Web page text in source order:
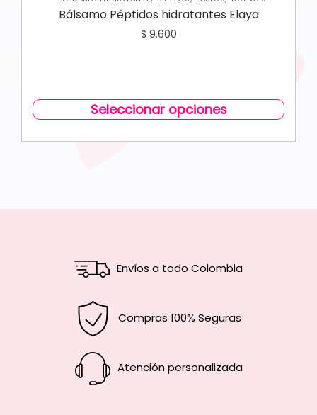
COLECCIÓN
Bálsamo Péptidos hidratantes Elaya
$ 9.600
Seleccionar opciones
Envíos a todo Colombia
Compras 100% Seguras
Atención personalizada